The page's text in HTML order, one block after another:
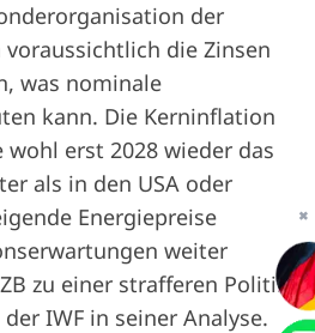
der
die Zinsen
was nominale
kann. Die Kerninflation
erst 2028 wieder das
als in den USA oder
Energiepreise
weiter
zu einer strafferen Politik
IWF in seiner Analyse.
✖